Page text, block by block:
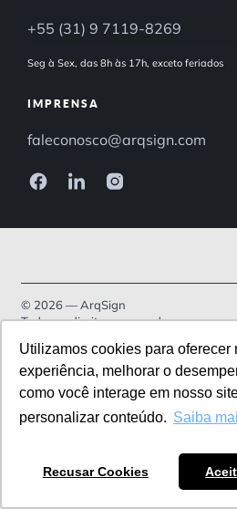
Utilizamos cookies para oferecer
experiência, melhorar o
como você interage em nosso
personalizar conteúdo. Saiba
Recusar Cookies
+55 (31) 9 7119-8269
Seg à Sex, das 8h às 17h, exceto feriados
IMPRENSA
faleconosco@arqsign.com
© 2026 — ArqSign
Todos os direitos reservados.
Política de Privacidade
Termos de serviço